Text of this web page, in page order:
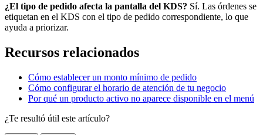
¿El tipo de pedido afecta la pantalla del KDS? Sí. Las órdenes se
etiquetan en el KDS con el tipo de pedido correspondiente, lo que
ayuda a priorizar.
Recursos relacionados
Cómo establecer un monto mínimo de pedido
Cómo configurar el horario de atención de tu negocio
Por qué un producto activo no aparece disponible en el menú
¿Te resultó útil este artículo?